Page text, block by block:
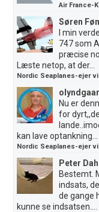
Air France-
Søren
I min
747 som
præcise
Læste netop, at der...
Nordic Seaplanes-ejer
Nu er
for
kan lave optankning...
Nordic Seaplanes-ejer
Peter
Bestemt.
indsats,
de gange
kunne se indsatsen....